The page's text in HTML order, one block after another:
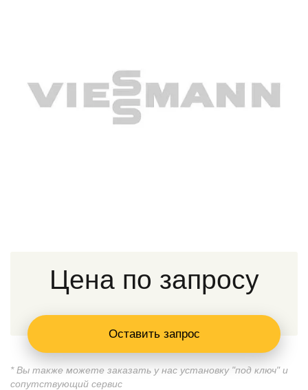
Цена по запросу
Оставить запрос
* Вы также можете заказать у нас установку "под ключ" и
сопутствующий сервис